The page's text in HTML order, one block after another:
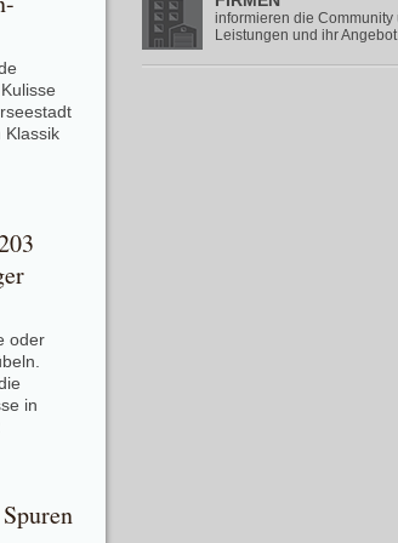
Klassik
oder
in
informieren die Community
Leistungen und ihr